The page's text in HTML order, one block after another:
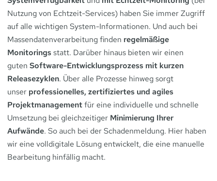
Nutzung von Echtzeit-Services) haben Sie immer Zugriff
auf alle wichtigen System-Informationen. Und auch bei
Massendatenverarbeitung finden regelmäßige
Monitoringsstatt. Darüber hinaus bieten wir einen
guten Software-Entwicklungsprozess mit kurzen
Releasezyklen. Über alle Prozesse hinweg sorgt
unser professionelles, zertifiziertes und agiles
Projektmanagementfür eine individuelle und schnelle
Umsetzung bei gleichzeitiger Minimierung Ihrer
Aufwände. So auch bei der Schadenmeldung. Hier haben
wir eine volldigitale Lösung entwickelt, die eine manuelle
Bearbeitung hinfällig macht.